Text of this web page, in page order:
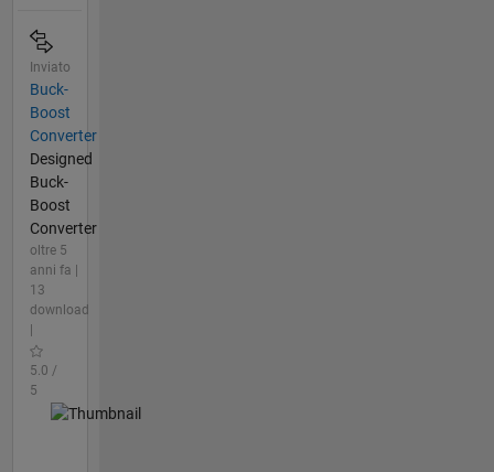
Inviato
Buck-
Boost
Converter
Designed
Buck-
Boost
Converter
oltre 5
anni fa |
13
download
5.0 /
5